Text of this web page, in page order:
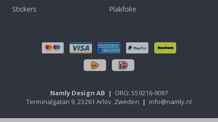
Stickers
Plakfolie
Namly Design AB | ORG: 559216-9097
Terminalgatan 9, 23261 Arlöv, Zweden | info@namly.nl